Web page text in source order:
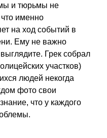
и тюрьмы не
именно
на ход событий в
Ему не важно
Грек собрал
участков)
людей некогда
фото свои
что у каждого